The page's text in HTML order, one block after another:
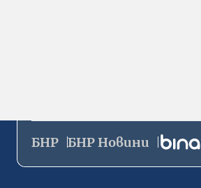
БНР БНР Новини